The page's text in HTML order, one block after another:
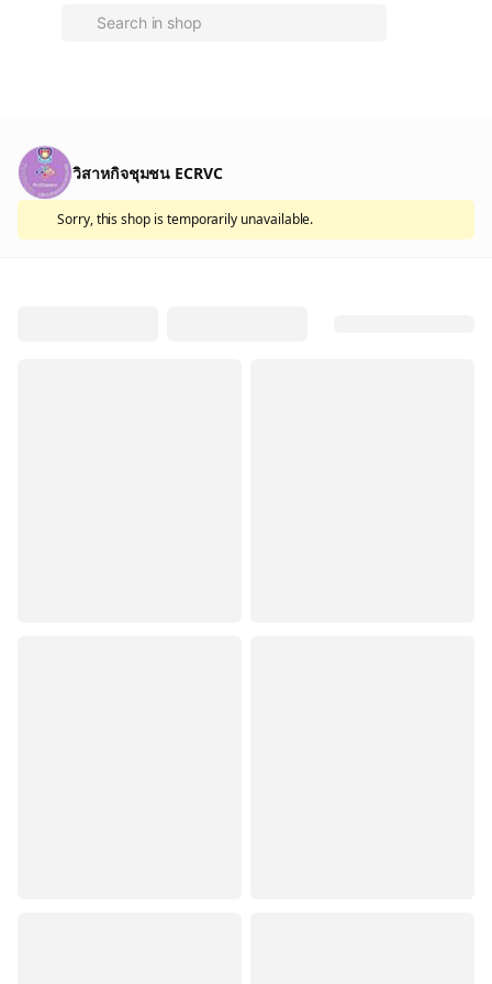
วิสาหกิจชุมชน ECRVC
Sorry, this shop is temporarily unavailable.